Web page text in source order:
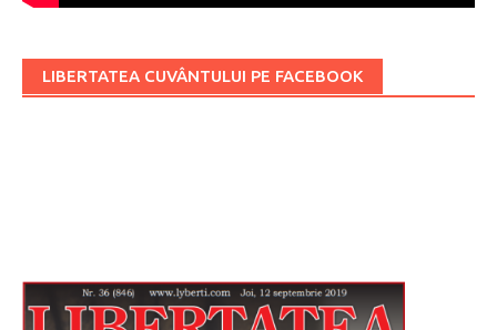
LIBERTATEA CUVÂNTULUI PE FACEBOOK